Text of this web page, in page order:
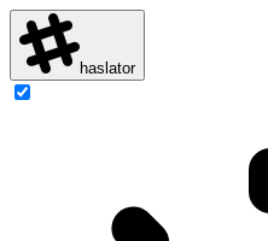
haslator